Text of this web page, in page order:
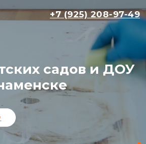
+7 (925) 208-97-49
садов и ДОУ